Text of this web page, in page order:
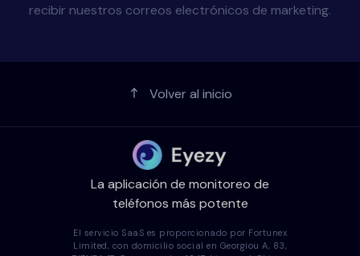
recibir nuestros correos electrónicos de marketing.
Volver al inicio
La aplicación de monitoreo de
teléfonos más potente
El servicio SaaS es proporcionado por Fortunex
Limited, con domicilio social en Georgiou A, 83,